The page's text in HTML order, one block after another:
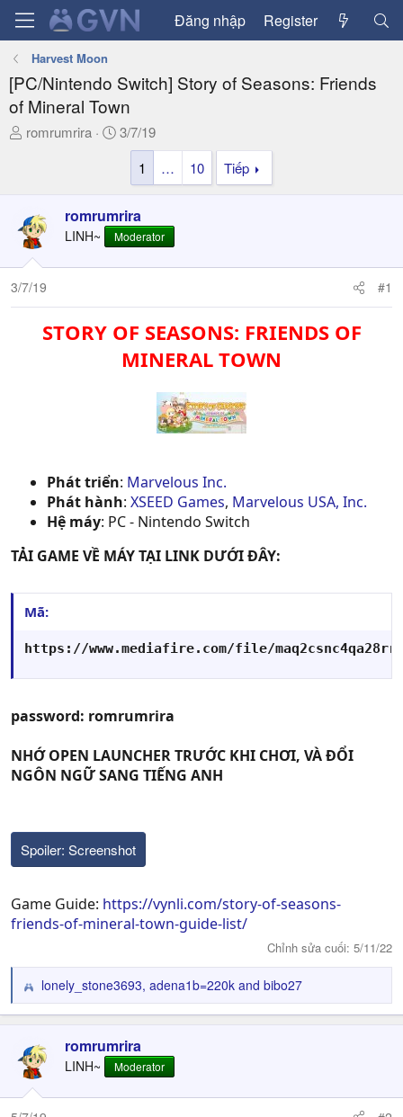
Đăng nhập Register
Harvest Moon
[PC/Nintendo Switch] Story of Seasons: Friends
of Mineral Town
T
d
s
t
a
romrumrira
N
g
ử
i
3/7/19
1
… 10 Tiếp
romrumrira
LINH~ Moderator
3/7/19 #1
STORY OF SEASONS: FRIENDS OF
MINERAL TOWN
Phát triển: Marvelous Inc.
Phát hành: XSEED Games, Marvelous USA, Inc.
Hệ máy: PC - Nintendo Switch
TẢI GAME VỀ MÁY TẠI LINK DƯỚI ĐÂY:
Mã:
https://www.mediafire.com/file/maq2csnc4qa28rr/
password: romrumrira
NHỚ OPEN LAUNCHER TRƯỚC KHI CHƠI, VÀ ĐỔI
NGÔN NGỮ SANG TIẾNG ANH
Spoiler: Screenshot
Game Guide: https://vynli.com/story-of-seasons-
friends-of-mineral-town-guide-list/
Chỉnh sửa cuối: 5/11/22
R
e
t
i
o
n
lonely_stone3693, adena1b=220k and bibo27
romrumrira
LINH~ Moderator